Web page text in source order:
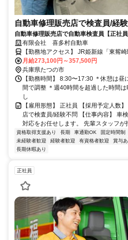
自動車修理販売店で検査員/経
自動車修理販売店で自動車検査員【正社員】を募集。 未
あり可。時間外ほぼ無し。資格取得支援制
有限会社 喜多村自動車
【勤務地アクセス】 JR姫新線「東觜
程度 JR姫新線「播磨新宮駅」から車で
月給273,100円～357,500円
兵庫県たつの市
【勤務時間】 8:30〜17:30 ＊休憩は
間で調整 ＊週40時間を超過した時間
し
【雇用形態】 正社員 【採用予定人数
店で検査員/経験不問 【仕事内容】 車
対応をお任せします。 先輩スタッフが
資格取得支援あり 長期 車通勤OK 固定時間制
未経験者歓迎
経験者歓迎 有資格者歓迎 賞与あ
長期休暇あり
正社員